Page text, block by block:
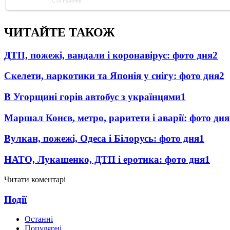
ЧИТАЙТЕ ТАКОЖ
ДТП, пожежі, вандали і коронавірус: фото дня2
Скелети, наркотики та Японія у снігу: фото дня2
В Угорщині горів автобус з українцями1
Маршал Конєв, метро, раритети і аварії: фото дня
Вулкан, пожежі, Одеса і Білорусь: фото дня1
НАТО, Лукашенко, ДТП і еротика: фото дня1
Читати коментарі
Події
Останні